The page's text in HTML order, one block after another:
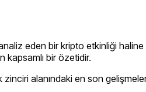
eden bir kripto etkinliği
kapsamlı bir özetidir.
zinciri alanındaki en son